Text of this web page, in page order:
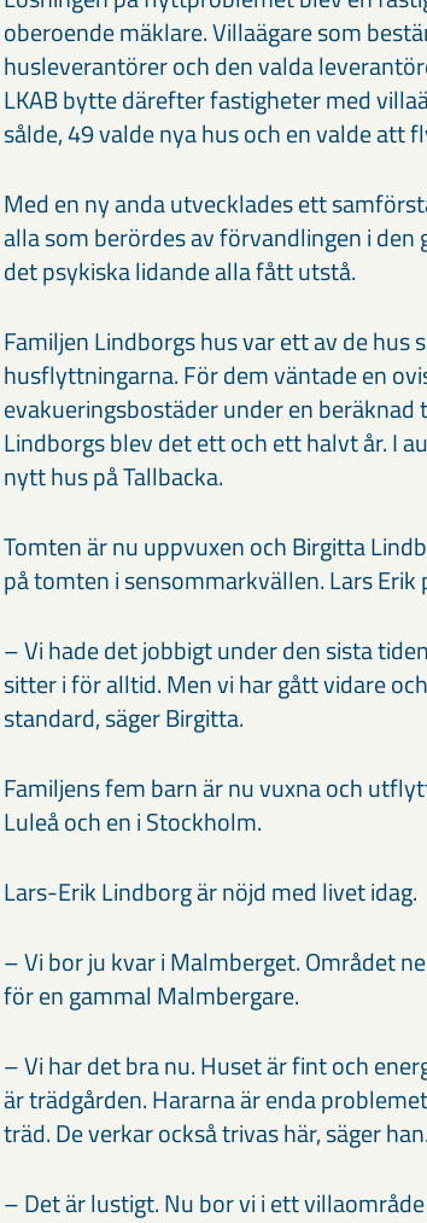
oberoende mäklare. Villaägare som
husleverantörer och den valda
LKAB bytte därefter fastigheter med
sålde, 49 valde nya hus och en valde att
Med en ny anda utvecklades ett
alla som berördes av förvandlingen i
det psykiska lidande alla fått utstå.
Familjen Lindborgs hus var ett av de hus
husflyttningarna. För dem väntade en
evakueringsbostäder under en
Lindborgs blev det ett och ett halvt år. I
nytt hus på Tallbacka.
Tomten är nu uppvuxen och Birgitta
på tomten i sensommarkvällen. Lars
– Vi hade det jobbigt under den sista
sitter i för alltid. Men vi har gått vidare
standard, säger Birgitta.
Familjens fem barn är nu vuxna och
Luleå och en i Stockholm.
Lars-Erik Lindborg är nöjd med livet idag.
– Vi bor ju kvar i Malmberget. Området
för en gammal Malmbergare.
– Vi har det bra nu. Huset är fint och
är trädgården. Hararna är enda
träd. De verkar också trivas här, säger han.
– Det är lustigt. Nu bor vi i ett